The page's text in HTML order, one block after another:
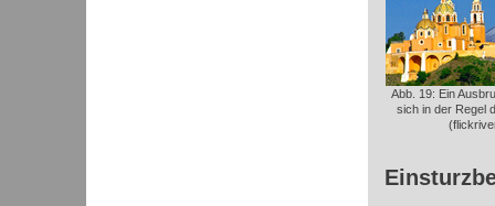
Abb. 19: Ein
sich in der Regel